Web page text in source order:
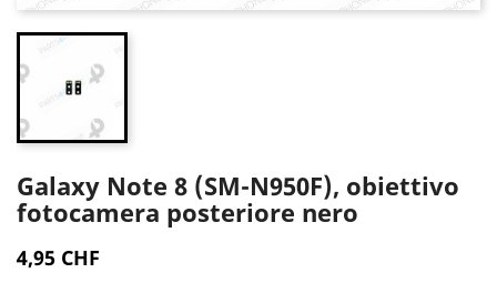
Galaxy Note 8 (SM-N950F), obiettivo
fotocamera posteriore nero
4,95 CHF